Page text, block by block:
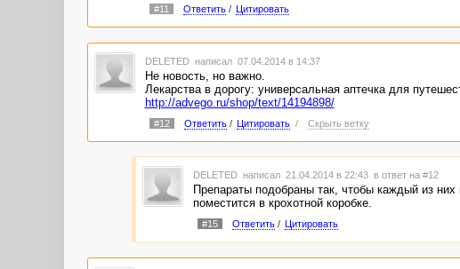
#11 Ответить/ Цитировать
DELETED написал 07.04.2014 в 14:37
Не новость, но важно.
Лекарства в дорогу: универсальная аптечка для
http://advego.ru/shop/text/14194898/
#12 Ответить/ Цитировать / Скрыть ветку
DELETED написал 21.04.2014 в 22:43 в ответ на #12
Препараты подобраны так, чтобы каждый из них
поместится в крохотной коробке.
#15 Ответить/ Цитировать